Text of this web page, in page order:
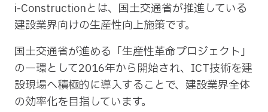
i-Constructionとは、国土交通省が推進している
建設業界向けの生産性向上施策です。
国土交通省が進める「生産性革命プロジェクト」
の一環として2016年から開始され、ICT技術を建
設現場へ積極的に導入することで、建設業界全体
の効率化を目指しています。